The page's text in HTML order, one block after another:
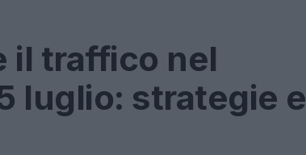
il traffico nel
luglio: strategie e